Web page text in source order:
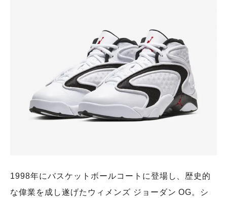
1998年にバスケットボールコートに登場し、歴史的
な偉業を成し遂げたウィメンズ ジョーダン OG。シ